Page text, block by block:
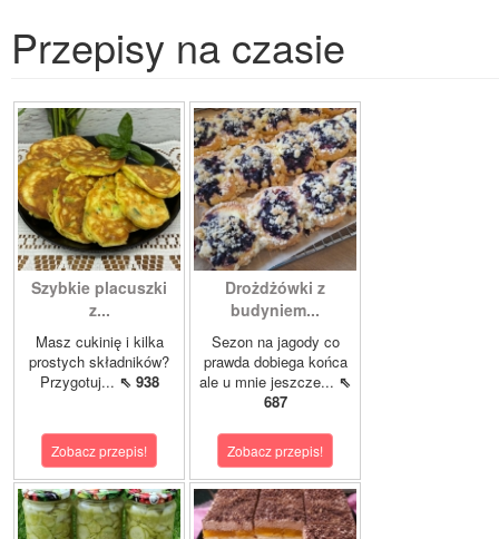
Przepisy na czasie
Szybkie placuszki
z...
Masz cukinię i kilka
prostych składników?
Przygotuj... ⇖ 938
Zobacz przepis!
Drożdżówki z
budyniem...
Sezon na jagody co
prawda dobiega końca
ale u mnie jeszcze... ⇖
687
Zobacz przepis!